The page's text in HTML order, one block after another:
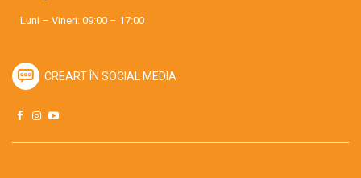
Luni – Vineri: 09:00 – 17:00
CREART ÎN SOCIAL MEDIA